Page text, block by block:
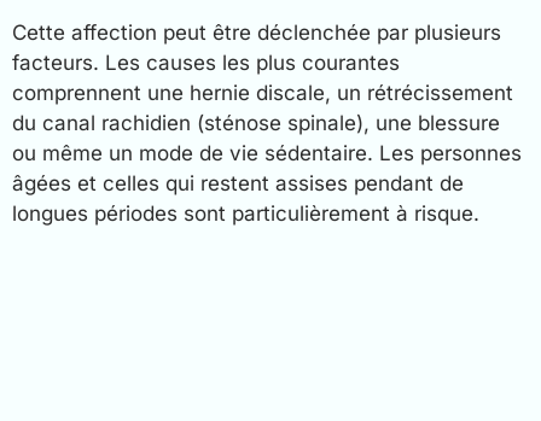
Cette affection peut être déclenchée par plusieurs
facteurs. Les causes les plus courantes
comprennent une hernie discale, un rétrécissement
du canal rachidien (sténose spinale), une blessure
ou même un mode de vie sédentaire. Les personnes
âgées et celles qui restent assises pendant de
longues périodes sont particulièrement à risque.